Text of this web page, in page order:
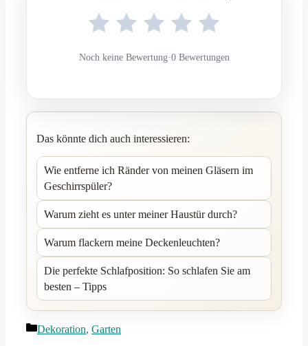
Noch keine Bewertung·0 Bewertungen
Das könnte dich auch interessieren:
Wie entferne ich Ränder von meinen Gläsern im
Geschirrspüler?
Warum zieht es unter meiner Haustür durch?
Warum flackern meine Deckenleuchten?
Die perfekte Schlafposition: So schlafen Sie am
besten – Tipps
Kategorien
Dekoration, Garten